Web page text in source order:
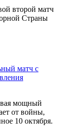
второй матч
Страны
матч с
мощный
от войны,
10 октября.